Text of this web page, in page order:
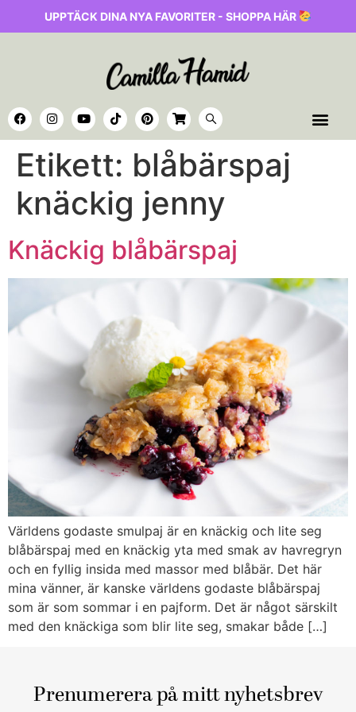
UPPTÄCK DINA NYA FAVORITER - SHOPPA HÄR
Etikett: blåbärspaj
knäckig jenny
Knäckig blåbärspaj
Världens godaste smulpaj är en knäckig och lite seg
blåbärspaj med en knäckig yta med smak av havregryn
och en fyllig insida med massor med blåbär. Det här
mina vänner, är kanske världens godaste blåbärspaj
som är som sommar i en pajform. Det är något särskilt
med den knäckiga som blir lite seg, smakar både […]
Prenumerera på mitt nyhetsbrev